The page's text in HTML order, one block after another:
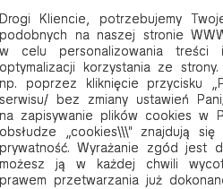
Drogi Kliencie, potrzebujemy
podobnych na naszej stronie
w celu personalizowania
optymalizacji korzystania ze
np. poprzez kliknięcie przycisku
serwisu/ bez zmiany ustawień
na zapisywanie plików cookies w
obsłudze „cookies\\\" znajdują
prywatność. Wyrażanie zgód jest
możesz ją w każdej chwili
prawem przetwarzania już